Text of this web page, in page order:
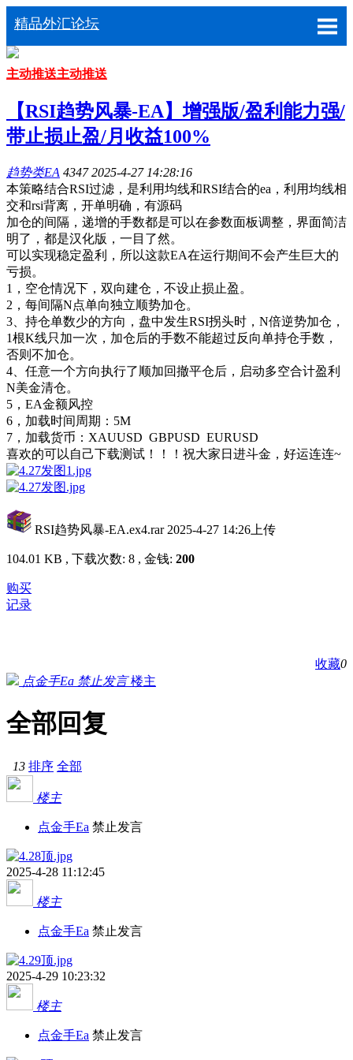
精品外汇论坛
主动推送主动推送
【RSI趋势风暴-EA】增强版/盈利能力强/
带止损止盈/月收益100%
趋势类EA 4347 2025-4-27 14:28:16
本策略结合RSI过滤，是利用均线和RSI结合的ea，利用均线相
交和rsi背离，开单明确，有源码
加仓的间隔，递增的手数都是可以在参数面板调整，界面简洁
明了，都是汉化版，一目了然。
可以实现稳定盈利，所以这款EA在运行期间不会产生巨大的
亏损。
1，空仓情况下，双向建仓，不设止损止盈。
2，每间隔N点单向独立顺势加仓。
3、持仓单数少的方向，盘中发生RSI拐头时，N倍逆势加仓，
1根K线只加一次，加仓后的手数不能超过反向单持仓手数，
否则不加仓。
4、任意一个方向执行了顺加回撤平仓后，启动多空合计盈利
N美金清仓。
5，EA金额风控
6，加载时间周期：5M
7，加载货币：XAUUSD GBPUSD EURUSD
喜欢的可以自己下载测试！！！祝大家日进斗金，好运连连~
RSI趋势风暴-EA.ex4.rar 2025-4-27 14:26上传
104.01 KB , 下载次数: 8 , 金钱: 200
购买
记录
收藏0
点金手Ea 禁止发言 楼主
全部回复
13 排序 全部
楼主
点金手Ea 禁止发言
2025-4-28 11:12:45
楼主
点金手Ea 禁止发言
2025-4-29 10:23:32
楼主
点金手Ea 禁止发言